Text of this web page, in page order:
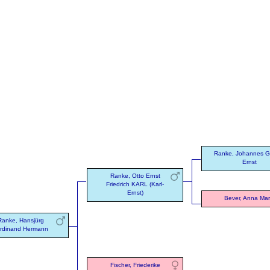
Hansjürg
Hermann
Ranke, Otto Ernst
Friedrich KARL (Karl-
Ernst)
Ranke, Johannes
Ernst
Bever, Anna
Fischer, Friederike